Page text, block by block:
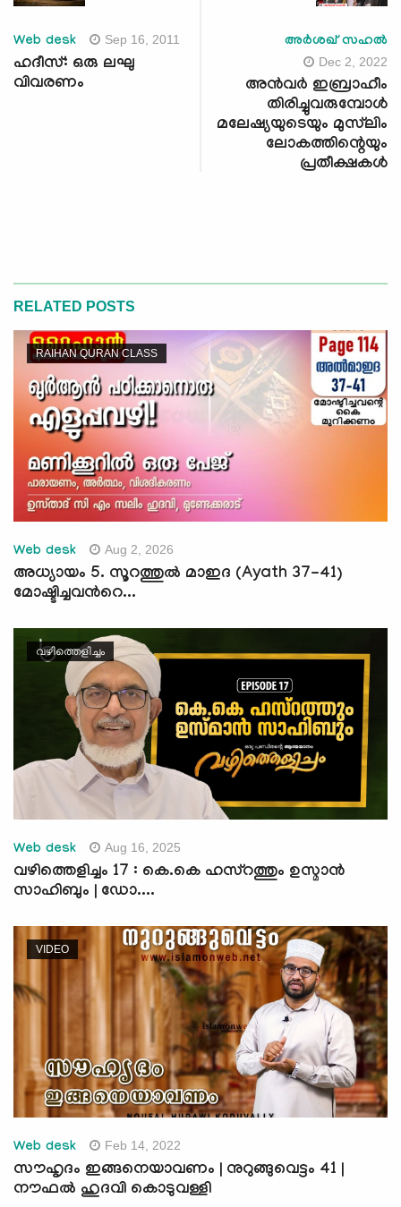
Web desk Sep 16, 2011
ഹദീസ്: ഒരു ലഘു
വിവരണം
അർശഖ് സഹൽ
Dec 2, 2022
അൻവർ ഇബ്രാഹീം
തിരിച്ചുവരുമ്പോള്‍
മലേഷ്യയുടെയും മുസ്‍ലിം
ലോകത്തിന്റെയും
പ്രതീക്ഷകള്‍
RELATED POSTS
RAIHAN QURAN CLASS
Web desk Aug 2, 2026
അധ്യായം 5. സൂറത്തുല്‍ മാഇദ (Ayath 37-41)
മോഷ്ടിച്ചവന്‍റെ...
വഴിത്തെളിച്ചം
Web desk Aug 16, 2025
വഴിത്തെളിച്ചം 17 : കെ.കെ ഹസ്റത്തും ഉസ്മാൻ
സാഹിബും | ഡോ....
VIDEO
Web desk Feb 14, 2022
സൗഹൃദം ഇങ്ങനെയാവണം | നുറുങ്ങുവെട്ടം 41 |
നൗഫല്‍ ഹുദവി കൊടുവള്ളി